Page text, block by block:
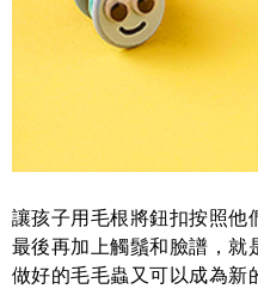
讓孩子用毛根將鈕扣按照他
最後再加上觸鬚和臉譜，就
做好的毛毛蟲又可以成為新